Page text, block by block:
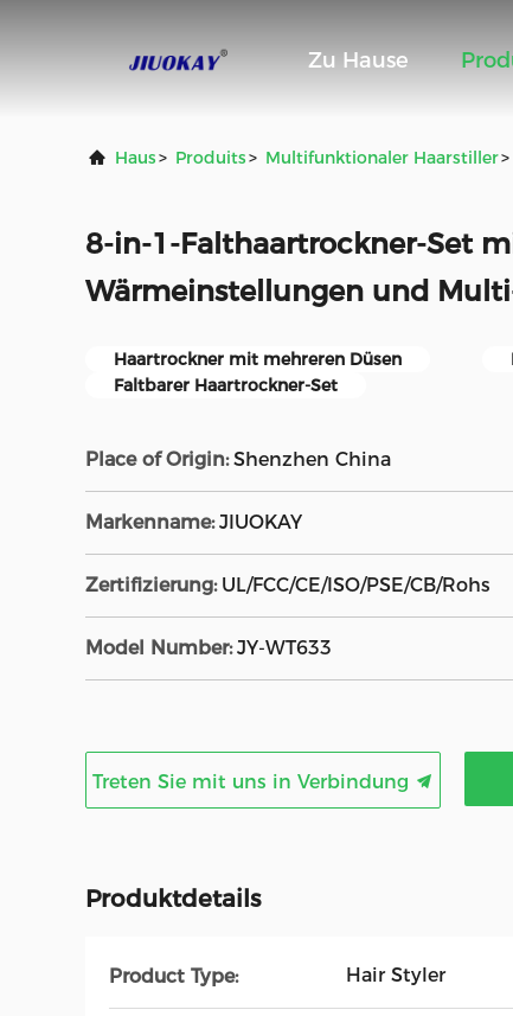
Zu Hause
Haus> Produits> Multifunktionaler Haarstiller>
8-in-1-Falthaartrockner-Set
Wärmeinstellungen und
Haartrockner mit mehreren Düsen
Faltbarer Haartrockner-Set
Place of Origin: Shenzhen China
Markenname: JIUOKAY
Zertifizierung: UL/FCC/CE/ISO/PSE/CB/Rohs
Model Number: JY-WT633
Treten Sie mit uns in Verbindung
Produktdetails
Product Type: Hair Styler